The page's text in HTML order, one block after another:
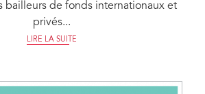
bailleurs de fonds internationaux et
privés...
LIRE LA SUITE